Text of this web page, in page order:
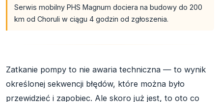
Serwis mobilny PHS Magnum dociera na budowy do 200
km od Choruli w ciągu 4 godzin od zgłoszenia.
Zatkanie pompy to nie awaria techniczna — to wynik
określonej sekwencji błędów, które można było
przewidzieć i zapobiec. Ale skoro już jest, to oto co